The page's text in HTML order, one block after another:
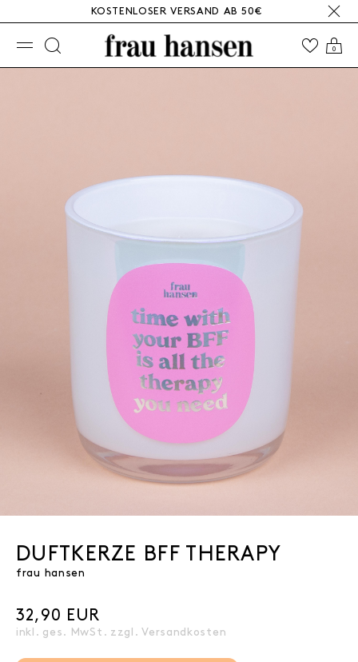
KOSTENLOSER VERSAND AB 50€
0
☰
DUFTKERZE BFF THERAPY
frau hansen
32,90 EUR
inkl. ges. MwSt. zzgl.Versandkosten